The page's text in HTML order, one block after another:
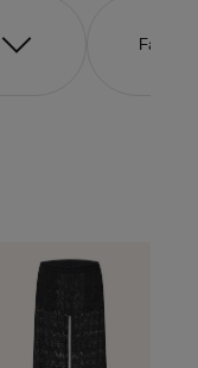
Farbe